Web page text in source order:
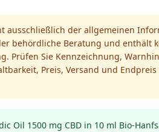
ausschließlich der allgemeinen
behördliche Beratung und enthält
Prüfen Sie Kennzeichnung,
Preis, Versand und
Oil 1500 mg CBD in 10 ml Bio-